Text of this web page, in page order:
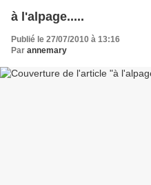
à l'alpage.....
Publié le 27/07/2010 à 13:16
Par annemary